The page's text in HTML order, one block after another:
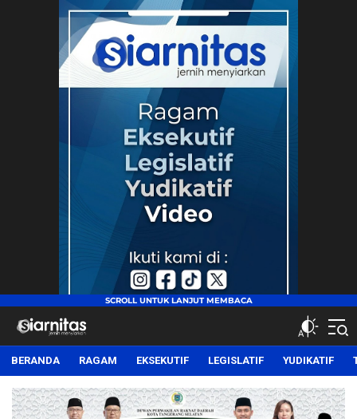
siarnitas
Jernih Menyiarkan
BERANDA RAGAM EKSEKUTIF LEGISLATIF YUDIKATIF